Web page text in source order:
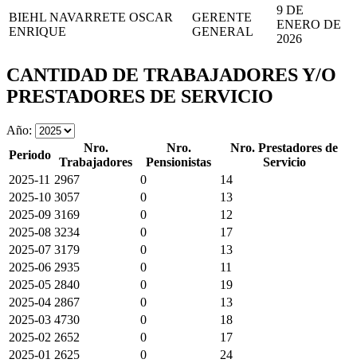
BIEHL NAVARRETE OSCAR
ENRIQUE
GERENTE
GENERAL
9 DE
ENERO DE
2026
CANTIDAD DE TRABAJADORES Y/O
PRESTADORES DE SERVICIO
Año:
Periodo
Nro.
Trabajadores
Nro.
Pensionistas
Nro. Prestadores de
Servicio
2025-11 2967 0
14
2025-10 3057 0
13
2025-09 3169 0
12
2025-08 3234 0
17
2025-07 3179 0
13
2025-06 2935 0
11
2025-05 2840 0
19
2025-04 2867 0
13
2025-03 4730 0
18
2025-02 2652 0
17
2025-01 2625 0
24